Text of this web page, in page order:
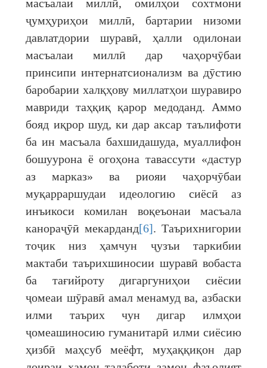
масъалаи миллӣ, омилҳои сохтмони
ҷумҳуриҳои миллӣ, бартарии низоми
давлатдории шуравӣ, ҳалли одилонаи
масъалаи миллӣ дар чаҳорчӯбаи
принсипи интернатсионализм ва дӯстию
баробарии халқҳову миллатҳои шуравиро
мавриди таҳқиқ қарор медоданд. Аммо
бояд иқрор шуд, ки дар аксар таълифоти
ба ин масъала бахшидашуда, муаллифон
бошуурона ё огоҳона тавассути «дастур
аз марказ» ва риояи чаҳорчӯбаи
муқарраршудаи идеологию сиёсӣ аз
инъикоси комилан воқеъонаи масъала
канораҷӯӣ мекарданд[6]. Таърихнигории
тоҷик низ ҳамчун ҷузъи таркибии
мактаби таърихшиносии шуравӣ вобаста
ба тағийроту дигаргуниҳои сиёсии
ҷомеаи шӯравӣ амал менамуд ва, азбаски
илми таърих чун дигар илмҳои
ҷомеашиносию гуманитарӣ илми сиёсию
ҳизбӣ маҳсуб меёфт, муҳаққиқон дар